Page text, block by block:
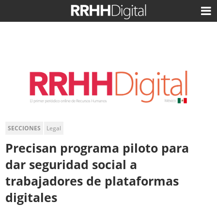
SECCIONES Legal
Precisan programa piloto para
dar seguridad social a
trabajadores de plataformas
digitales